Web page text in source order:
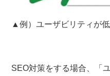
▲例）ユーザビリティが
SEO対策をする場合、「